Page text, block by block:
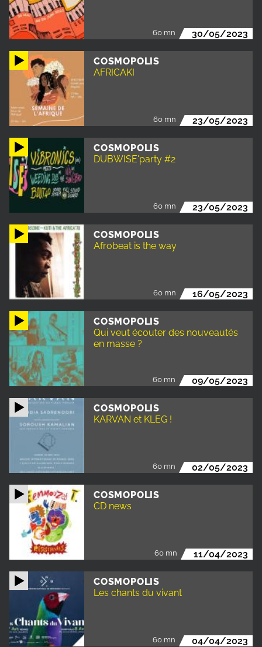
60 mn 30/05/2023
COSMOPOLIS
AFRICAKI
60 mn 23/05/2023
COSMOPOLIS
DUBWISE'party #2
60 mn 23/05/2023
COSMOPOLIS
Afrobeat is the way
60 mn 16/05/2023
COSMOPOLIS
Qui veut écouter des nouveautés
en masse ?
60 mn 09/05/2023
COSMOPOLIS
KARVAN et KLEG !
60 mn 02/05/2023
COSMOPOLIS
CD news
60 mn 11/04/2023
COSMOPOLIS
Les chants du vivant
60 mn 04/04/2023